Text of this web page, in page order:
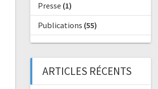
Presse (1)
Publications (55)
ARTICLES RÉCENTS